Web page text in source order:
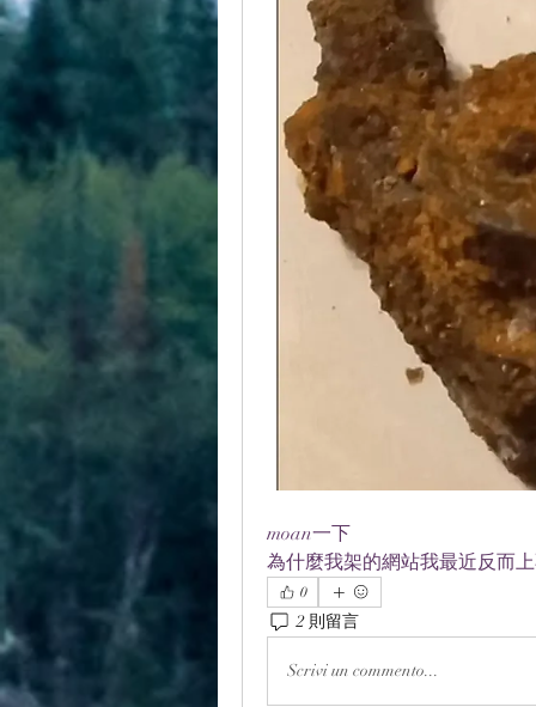
moan一下
為什麼我架的網站我最近反而
0
2 則留言
Scrivi un commento...